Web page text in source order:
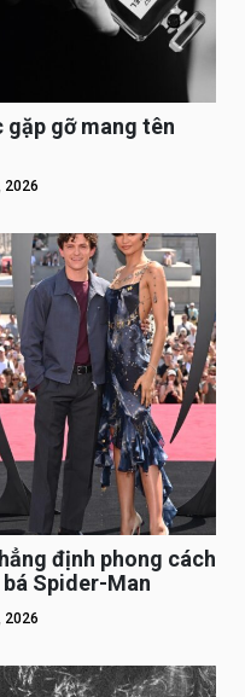
gặp gỡ mang tên
2026
định phong cách
Spider-Man
2026